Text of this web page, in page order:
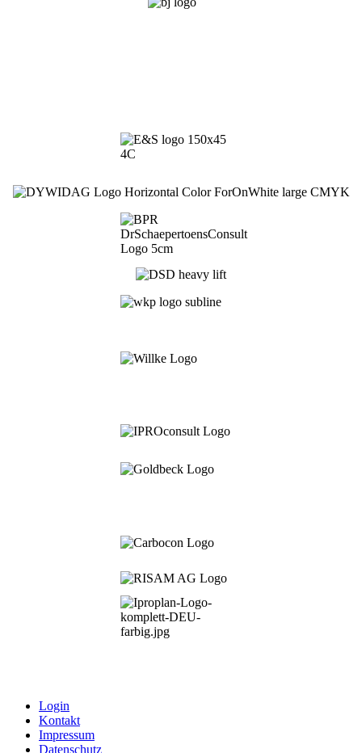
Login
Kontakt
Impressum
Datenschutz